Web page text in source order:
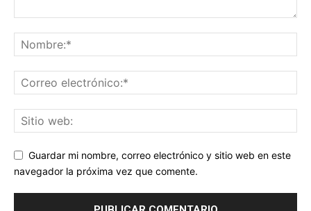
Guardar mi nombre, correo electrónico y sitio web en este
navegador la próxima vez que comente.